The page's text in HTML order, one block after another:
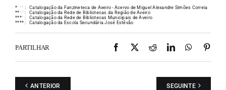
** * * :
Catalogação da Fanzineteca de Aveiro - Acervo de Miguel Alexandre Simões Correia
** * * :
Catalogação da Rede de Bibliotecas da Região de Aveiro
**** :
Catalogação da Rede de Bibliotecas Municipais de Aveiro
**** : Catalogação da Escola Secundária José Estêvão
PARTILHAR Facebook
X RedditLinkedIn
ANTERIOR SEGUINTE